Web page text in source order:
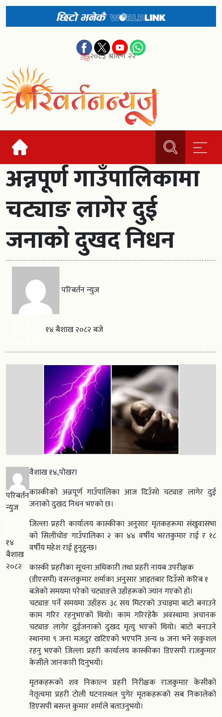
२०८३ श्रावण २२
अन्नपूर्ण गाउँपालिकामा
चट्याङ लागेर दुई
जनाको दुखद निधन
परिबर्तन न्युज
१४ बैशाख २०८२ बजे
परिबर्तन
न्युज
१४
बैशाख
२०८२
वैशाख १४,पोखरा
कास्कीको अन्नपूर्ण गाउँपालिका आज दिउँसो चट्याङ लागेर दुई
जनाको दुखद निधन भएको छ।
जिल्ला प्रहरी कार्यालय कास्कीका अनुसार मृतकहरूमा संखुवासभा
को सिलीचोङ गाउँपालिका २ का ४४ वर्षीय भरतकुमार राई र १८
वर्षीय महेश राई हुनुहुन्छ।
कास्की प्रहरीका सूचना अधिकारी तथा प्रहरी नायब उपरीक्षक
(डीएसपी) वसन्तकुमार शर्माका अनुसार आइतबार दिउँसो करिब १
बजेको समयमा परेको चट्याङले उहाँहरूको ज्यान गएको हो।
चट्याङ पर्ने समयमा उहाँहरु ३८ सय मिटरको उचाइमा बाटो बनाउने
काम गरिर रहनुभएको थियो। काम गरिरहेकै अवस्थामा अचानक
चट्याङ लागेर दुईजनाको दुखद मृत्यु भएको थियो। बाटो बनाउने
स्थानमा ९ जना मजदुर खटिएको भएपनि अन्य ७ जना भने सकुशल
रहनु भएको जिल्ला प्रहरी कार्यालय कास्कीका डिएसपी राजकुमार
केसीले जानकारी दिनुभयो।
मृतकहरूको शव निकाल्न प्रहरी निरीक्षक राजकुमार केसीको
नेतृत्वमा प्रहरी टोली घटनास्थल पुगेर मृतकहरूको सब निकालेको
डिएसपी बसन्त कुमार शर्माले बताउनुभयो।